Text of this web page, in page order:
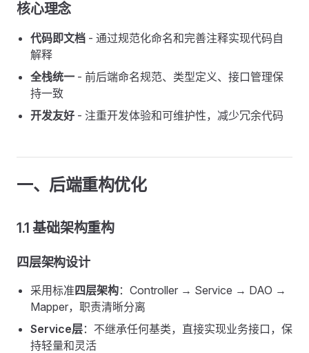
核心理念
代码即文档 - 通过规范化命名和完善注释实现代码自
解释
全栈统一 - 前后端命名规范、类型定义、接口管理保
持一致
开发友好 - 注重开发体验和可维护性，减少冗余代码
一、后端重构优化
1.1 基础架构重构
四层架构设计
采用标准四层架构：Controller → Service → DAO →
Mapper，职责清晰分离
Service层：不继承任何基类，直接实现业务接口，保
持轻量和灵活